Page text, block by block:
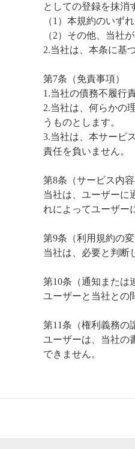
としての登録を抹消
（1）本規約のいず
（2）その他、当社
2.当社は、本条に基
第7条（免責事項）
1.当社の債務不履行
2.当社は、何らかの
うものとします。
3.当社は、本サービ
責任を負いません。
第8条（サービス内容
当社は、ユーザーに
れによってユーザー
第9条（利用規約の変
当社は、必要と判断
第10条（通知または
ユーザーと当社との
第11条（権利義務の
ユーザーは、当社の
できません。